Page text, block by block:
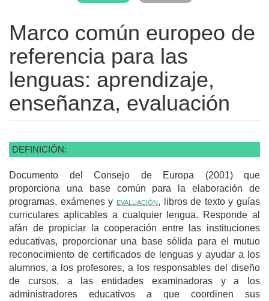
Marco común europeo de
referencia para las
lenguas: aprendizaje,
enseñanza, evaluación
DEFINICIÓN:
Documento del Consejo de Europa (2001) que
proporciona una base común para la elaboración de
programas, exámenes y evaluación, libros de texto y guías
curriculares aplicables a cualquier lengua. Responde al
afán de propiciar la cooperación entre las instituciones
educativas, proporcionar una base sólida para el mutuo
reconocimiento de certificados de lenguas y ayudar a los
alumnos, a los profesores, a los responsables del diseño
de cursos, a las entidades examinadoras y a los
administradores educativos a que coordinen sus